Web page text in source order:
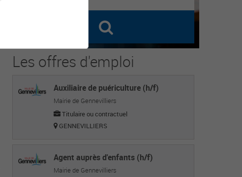
Les offres d'emploi
Auxiliaire de puériculture (h/f)
Mairie de Gennevilliers
Titulaire ou contractuel
GENNEVILLIERS
Agent auprès d'enfants (h/f)
Mairie de Gennevilliers